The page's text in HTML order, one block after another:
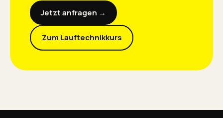
Jetzt anfragen →
Zum Lauftechnikkurs